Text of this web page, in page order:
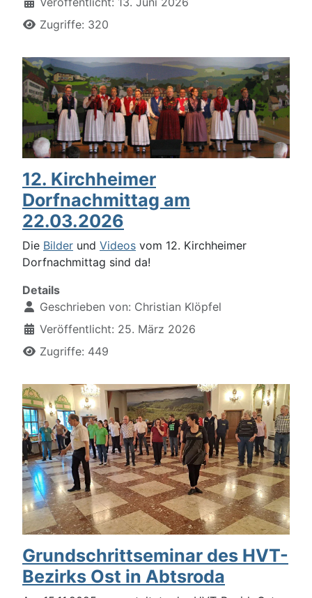
Zugriffe: 320
12. Kirchheimer
Dorfnachmittag am
22.03.2026
Die Bilder und Videos vom 12. Kirchheimer
Dorfnachmittag sind da!
Details
Geschrieben von: Christian Klöpfel
Veröffentlicht: 25. März 2026
Zugriffe: 449
Grundschrittseminar des HVT-
Bezirks Ost in Abtsroda